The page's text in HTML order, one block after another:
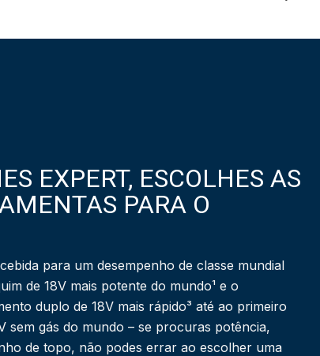
EXPERT, ESCOLHES AS
PARA O
para um desempenho de classe mundial
de 18V mais potente do mundo¹ e o
duplo de 18V mais rápido³ até ao primeiro
sem gás do mundo – se procuras potência,
de topo, não podes errar ao escolher uma